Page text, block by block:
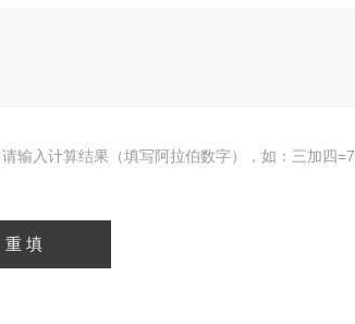
请输入计算结果（填写阿拉伯数字），如：三加四=7